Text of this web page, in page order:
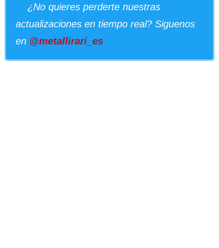
¿No quieres perderte nuestras
actualizaciones en tiempo real? Siguenos
en @metallirari_es